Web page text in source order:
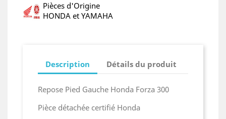
Pièces d'Origine
HONDA et YAMAHA
Description Détails du produit
Repose Pied Gauche Honda Forza 300
Pièce détachée certifié Honda